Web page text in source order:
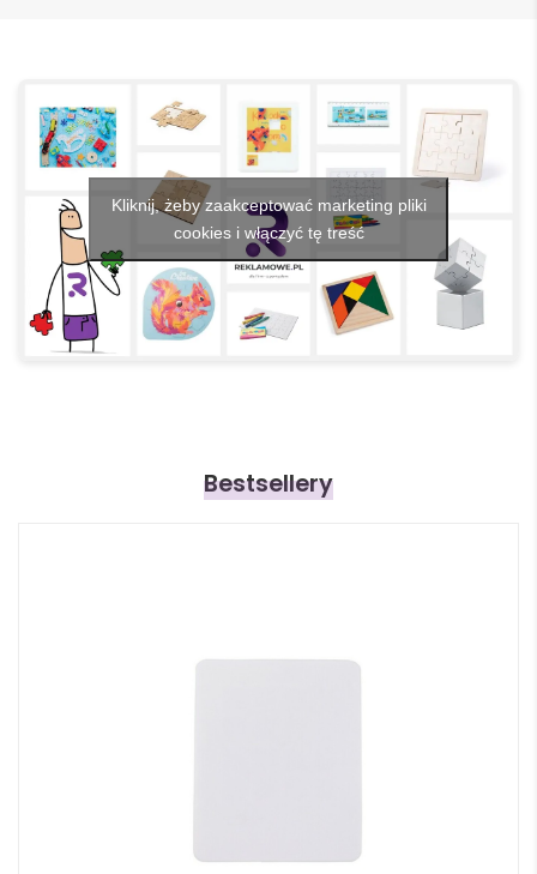
Kliknij, żeby zaakceptować marketing pliki
cookies i włączyć tę treść
Bestsellery